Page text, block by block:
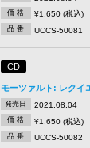
価 格 ¥1,650 (税込)
品 番 UCCS-50081
CD
モーツァルト: レクイ
発売日 2021.08.04
価 格 ¥1,650 (税込)
品 番 UCCS-50082